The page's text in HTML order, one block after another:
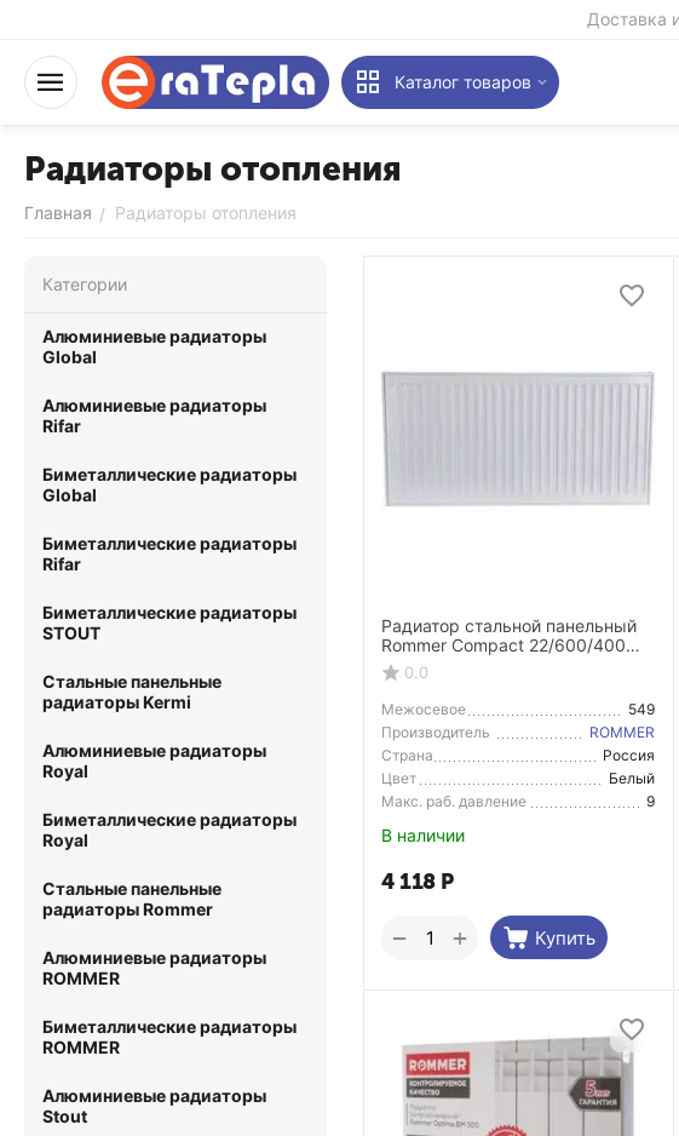
Доставка
Каталог товаров
Радиаторы отопления
Главная / Радиаторы отопления
Радиатор стальной панельный
Rommer Compact 22/600/400
боковое подключение
0.0
Межосевое
расстояние
549
Производитель
ROMMER
Страна
Производитель
Россия
Цвет
Белый
Макс. раб. давление
9
В наличии
4 118 Р
Купить
+
−
Категории
Алюминиевые радиаторы
Global
Алюминиевые радиаторы
Rifar
Биметаллические радиаторы
Global
Биметаллические радиаторы
Rifar
Биметаллические радиаторы
STOUT
Стальные панельные
радиаторы Kermi
Алюминиевые радиаторы
Royal
Биметаллические радиаторы
Royal
Стальные панельные
радиаторы Rommer
Алюминиевые радиаторы
ROMMER
Биметаллические радиаторы
ROMMER
Алюминиевые радиаторы
Stout